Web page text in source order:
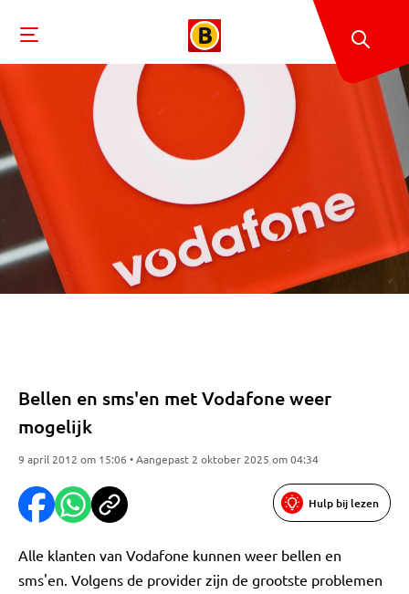
Bellen en sms'en met Vodafone weer
mogelijk
9 april 2012 om 15:06 • Aangepast 2 oktober 2025 om 04:34
Hulp bij lezen
Alle klanten van Vodafone kunnen weer bellen en
sms'en. Volgens de provider zijn de grootste problemen